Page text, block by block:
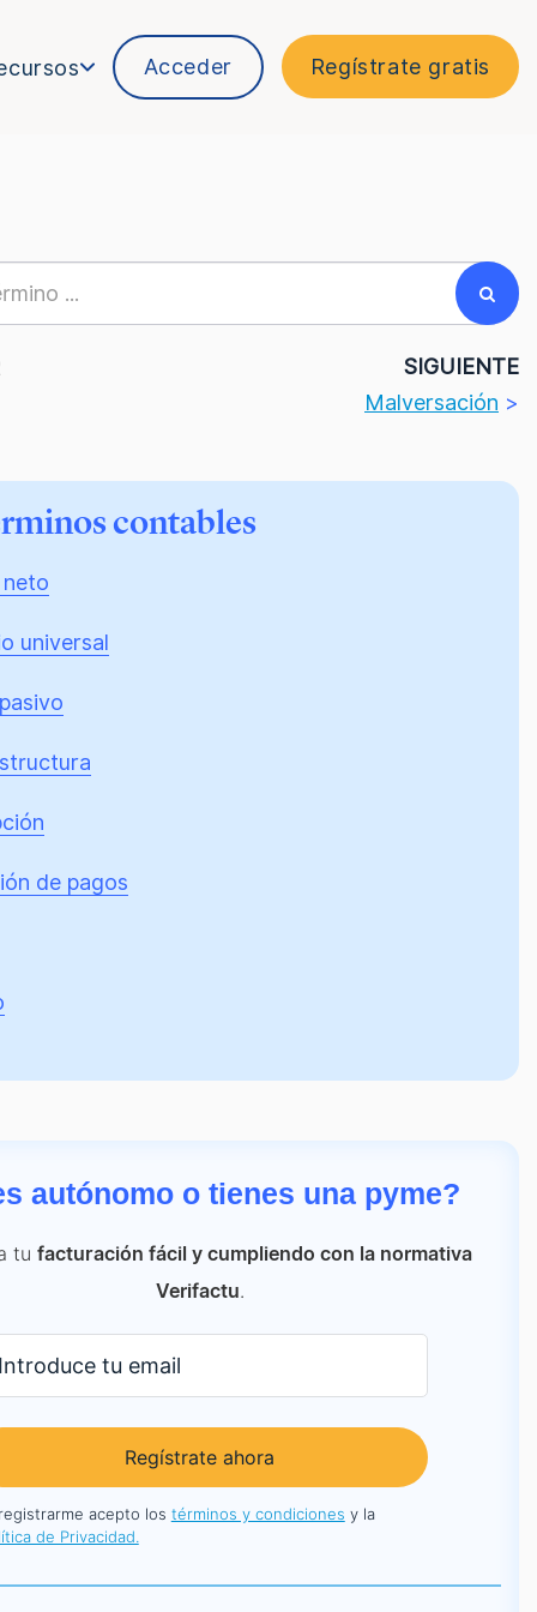
Regístrate gratis
Acceder
SIGUIENTE
Malversación >
contables
universal
de pagos
autónomo o tienes una pyme?
tu facturación fácil y cumpliendo con la normativa
Verifactu.
Regístrate ahora
acepto los términos y condiciones y la
de Privacidad.